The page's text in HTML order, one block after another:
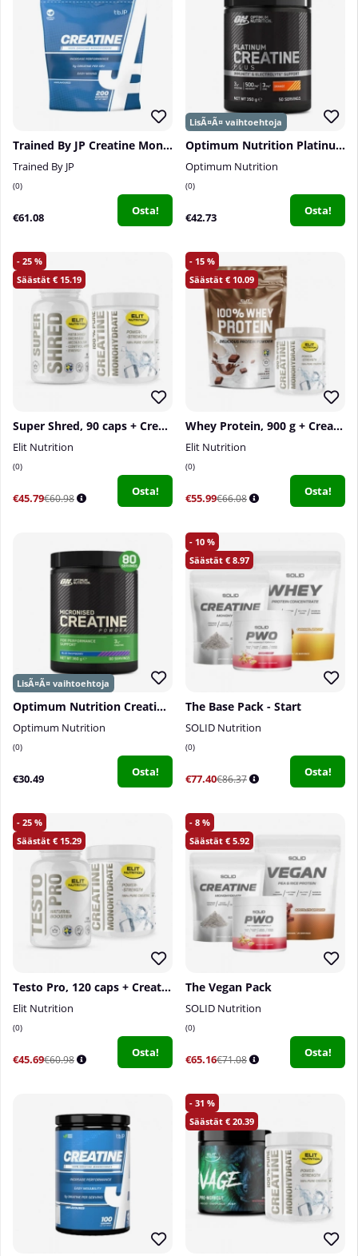
Trained By JP Creatine Monohydrate, 1 kg
Trained By JP
0
€61.08 Osta!
Optimum Nutrition Platinum Creatine PLUS, 350 g
Optimum Nutrition
0
€42.73 Osta!
25
15.19
Super Shred, 90 caps + Creatine Monohydrate, 300 g
Elit Nutrition
0
€45.79€60.98
Osta!
15
10.09
Whey Protein, 900 g + Creatine Monohydrate, 300 g
Elit Nutrition
0
€55.99€66.08
Osta!
Optimum Nutrition Creatine Powder, 360 g
Optimum Nutrition
0
€30.49 Osta!
10
8.97
The Base Pack - Start
SOLID Nutrition
0
€77.40€86.37
Osta!
25
15.29
Testo Pro, 120 caps + Creatine Monohydrate, 300 g
Elit Nutrition
0
€45.69€60.98
Osta!
8
5.92
The Vegan Pack
SOLID Nutrition
0
€65.16€71.08
Osta!
31
20.39